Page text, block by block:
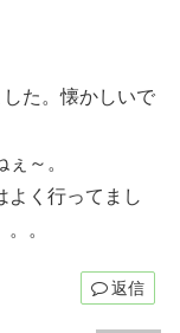
た。懐かしいで
～。
よく行ってまし
。
返信